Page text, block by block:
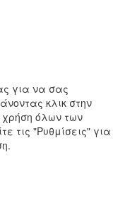
για να σας
κλικ στην
χρήση όλων των
τις "Ρυθμίσεις" για